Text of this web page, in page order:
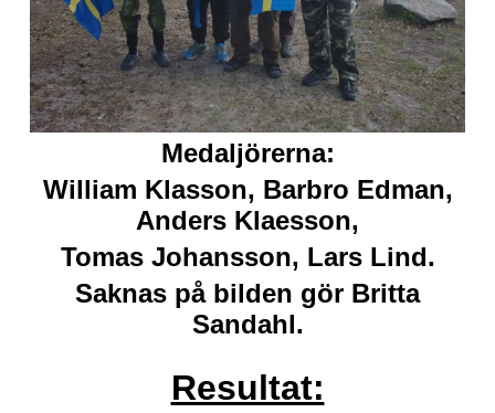
Medaljörerna:
William Klasson, Barbro Edman,
Anders Klaesson,
Tomas Johansson, Lars Lind.
Saknas på bilden gör Britta
Sandahl.
Resultat: